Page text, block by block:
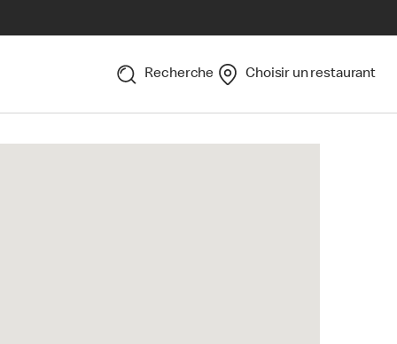
Recherche Choisir un restaurant